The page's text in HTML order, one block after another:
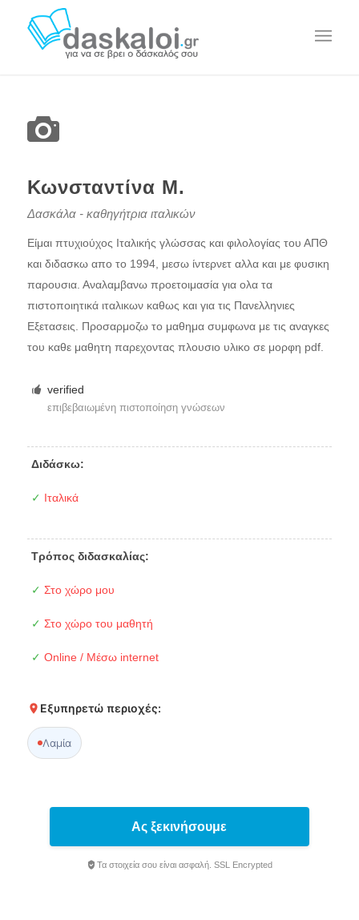
Κωνσταντίνα Μ.
Δασκάλα - καθηγήτρια ιταλικών
Είμαι πτυχιούχος Ιταλικής γλώσσας και φιλολογίας του ΑΠΘ
και διδασκω απο το 1994, μεσω ίντερνετ αλλα και με φυσικη
παρουσια. Αναλαμβανω προετοιμασία για ολα τα
πιστοποιητικά ιταλικων καθως και για τις Πανελληνιες
Εξετασεις. Προσαρμοζω το μαθημα συμφωνα με τις αναγκες
του καθε μαθητη παρεχοντας πλουσιο υλικο σε μορφη pdf.
verified
επιβεβαιωμένη πιστοποίηση γνώσεων
Διδάσκω:
✓ Ιταλικά
Τρόπος διδασκαλίας:
✓ Στο χώρο μου
✓ Στο χώρο του μαθητή
✓ Online / Μέσω internet
Εξυπηρετώ περιοχές:
Λαμία
Ας ξεκινήσουμε
Τα στοιχεία σου είναι ασφαλή. SSL Encrypted